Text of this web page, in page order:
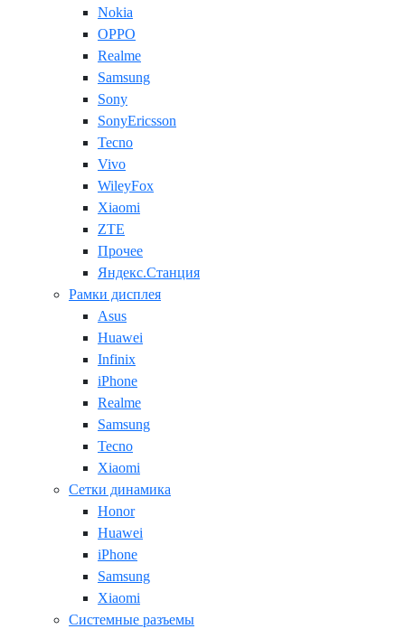
Nokia
OPPO
Realme
Samsung
Sony
SonyEricsson
Tecno
Vivo
WileyFox
Xiaomi
ZTE
Прочее
Яндекс.Станция
Рамки дисплея
Asus
Huawei
Infinix
iPhone
Realme
Samsung
Tecno
Xiaomi
Сетки динамика
Honor
Huawei
iPhone
Samsung
Xiaomi
Системные разъемы